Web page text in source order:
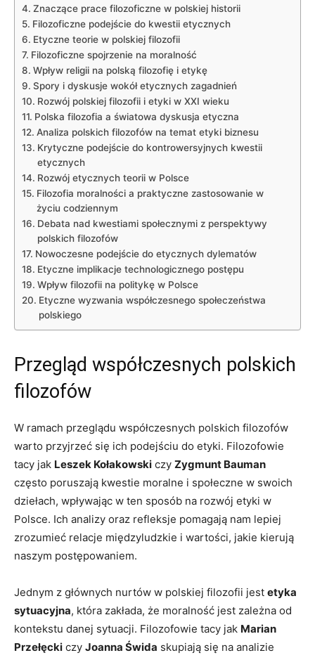
Znaczące ⁢prace ​filozoficzne w polskiej historii
Filozoficzne podejście do kwestii ⁢etycznych
Etyczne teorie​ w polskiej filozofii
Filozoficzne spojrzenie na moralność
Wpływ religii na polską filozofię i etykę
Spory i dyskusje wokół etycznych zagadnień
Rozwój polskiej filozofii i etyki w XXI wieku
Polska filozofia a światowa dyskusja etyczna
Analiza polskich filozofów na temat etyki biznesu
Krytyczne podejście do kontrowersyjnych kwestii
etycznych
Rozwój etycznych‌ teorii w Polsce
Filozofia moralności a praktyczne zastosowanie w
życiu codziennym
Debata nad⁣ kwestiami społecznymi ⁣z perspektywy
polskich filozofów
Nowoczesne podejście⁤ do ⁣etycznych dylematów
Etyczne implikacje technologicznego postępu
Wpływ‌ filozofii ⁢na politykę w Polsce
Etyczne wyzwania ‌współczesnego społeczeństwa
polskiego
Przegląd współczesnych polskich
filozofów
W ramach przeglądu współczesnych polskich filozofów
warto przyjrzeć się ich podejściu do etyki. Filozofowie
tacy jak Leszek Kołakowski czy Zygmunt Bauman
często poruszają kwestie moralne i społeczne w swoich
dziełach, wpływając w ten sposób na ‍rozwój etyki w
Polsce. Ich analizy oraz refleksje pomagają nam lepiej
zrozumieć relacje międzyludzkie i wartości, jakie kierują
naszym postępowaniem.
Jednym ‌z głównych nurtów w⁣ polskiej filozofii jest etyka
sytuacyjna, która zakłada, że moralność⁤ jest zależna od
kontekstu⁢ danej sytuacji.‍ Filozofowie tacy jak Marian​
Przełęcki czy Joanna Świda skupiają się na analizie